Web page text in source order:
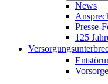
News
Presse-
125
Vorsorge